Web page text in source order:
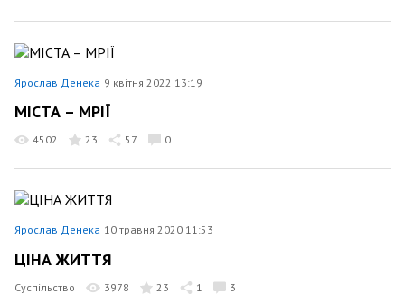
Ярослав Денека 9 квітня 2022 13:19
МІСТА – МРІЇ
4502 23 57 0
Ярослав Денека 10 травня 2020 11:53
ЦІНА ЖИТТЯ
Суспільство 3978 23 1 3